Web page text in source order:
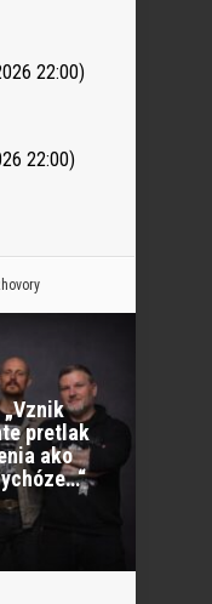
22:00)
22:00)
pretlak
ako